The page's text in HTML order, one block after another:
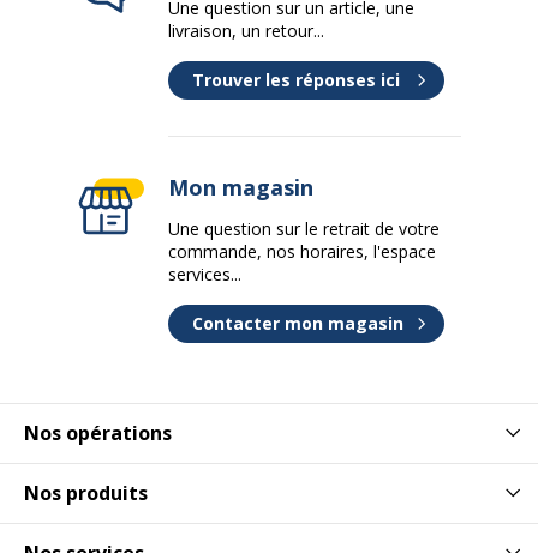
Nos opérations
Nos produits
Une question sur un article, une
livraison, un retour...
Trouver les réponses ici
Mon magasin
Une question sur le retrait de votre
commande, nos horaires, l'espace
services...
Contacter mon magasin